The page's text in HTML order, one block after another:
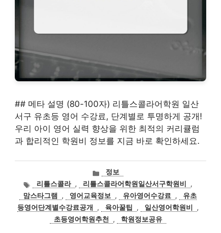
## 메타 설명 (80-100자) 리틀스콜라어학원 일산
서구 유초등 영어 수강료, 단계별로 투명하게 공개!
우리 아이 영어 실력 향상을 위한 최적의 커리큘럼
과 합리적인 학원비 정보를 지금 바로 확인하세요.
카
테
고
리
정보
태
그
리틀스콜라 , 리틀스콜라어학원일산서구학원비
,
맘스타그램
, 영어교육정보 , 유아영어수강료 ,
유초
등영어단계별수강료공개
, 육아꿀팁 , 일산영어학원비
,
초등영어학원추천
, 학원정보공유